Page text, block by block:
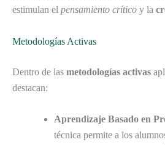
estimulan el pensamiento crítico y la
Metodologías Activas
Dentro de las metodologías activas
destacan:
Aprendizaje Basado en
técnica permite a los